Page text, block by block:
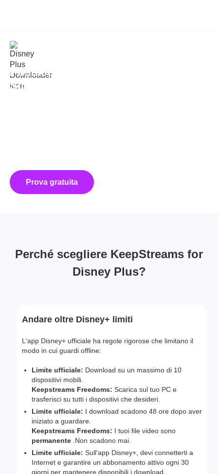
Possiedi la tua biblioteca Disney+:
Scarica e guarda offline per sempre
Prova gratuita
Perché scegliere KeepStreams for
Disney Plus?
Andare oltre Disney+ limiti
L'app Disney+ ufficiale ha regole rigorose che limitano il
modo in cui guardi offline:
Limite ufficiale: Download su un massimo di 10
dispositivi mobili.
Keepstreams Freedoms:Scarica sul tuo PC e
trasferisci su tutti i dispositivi che desideri.
Limite ufficiale: I download scadono 48 ore dopo aver
iniziato a guardare.
Keepstreams Freedoms: I tuoi file video sono
permanente .Non scadono mai.
Limite ufficiale:Sull'app Disney+, devi connetterti a
Internet e garantire un abbonamento attivo ogni 30
giorni per mantenere disponibili i download.